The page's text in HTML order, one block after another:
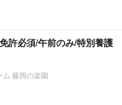
許必須/午前のみ/特別養護
藤岡の楽園